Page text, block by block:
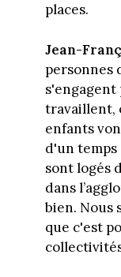
places.
Jean-
personnes
s'engagent
travaillent,
enfants
d'un
sont logés
dans
bien. Nous
que c'est